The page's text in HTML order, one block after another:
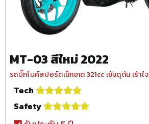
MT-03 สีใหม่ 2022
รถบิ๊กไบค์สปอร์ตเน็กเกต 321cc เข้มดุดัน เร้าใจ
Tech
Safety